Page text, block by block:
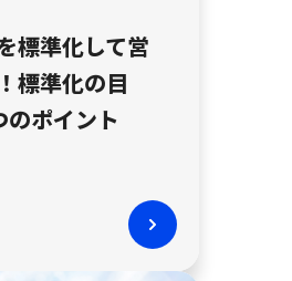
標準化して営
標準化の目
ポイント